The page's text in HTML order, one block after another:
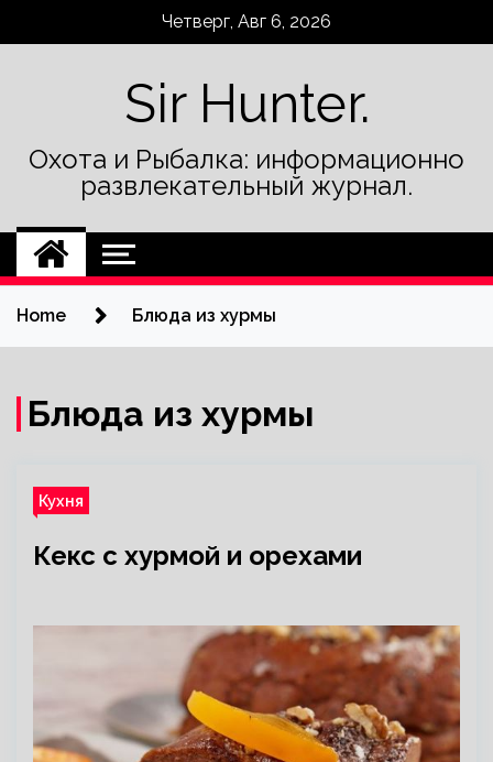
Четверг, Авг 6, 2026
Sir Hunter.
Охота и Рыбалка: информационно
развлекательный журнал.
Home Блюда из хурмы
Блюда из хурмы
Кухня
Кекс с хурмой и орехами